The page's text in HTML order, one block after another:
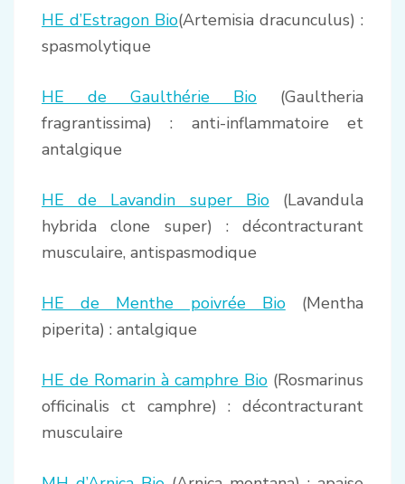
HE d’Estragon Bio(Artemisia dracunculus) :
spasmolytique
HE de Gaulthérie Bio (Gaultheria
fragrantissima) : anti-inflammatoire et
antalgique
HE de Lavandin super Bio(Lavandula
hybrida clone super) : décontracturant
musculaire, antispasmodique
HE de Menthe poivrée Bio(Mentha
piperita) : antalgique
HE de Romarin à camphre Bio (Rosmarinus
officinalis ct camphre) : décontracturant
musculaire